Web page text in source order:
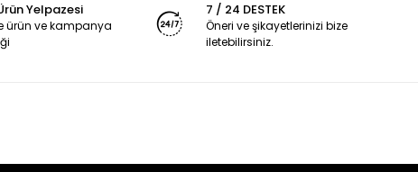
Yelpazesi
ürün ve kampanya
7 / 24 DESTEK
Öneri ve şikayetlerinizi bize
iletebilirsiniz.